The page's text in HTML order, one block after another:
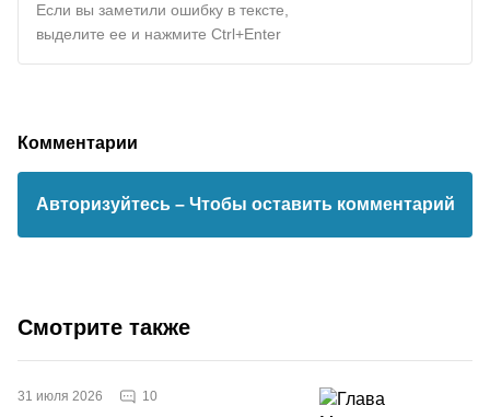
Если вы заметили ошибку в тексте,
выделите ее и нажмите Ctrl+Enter
Комментарии
Авторизуйтесь – Чтобы оставить комментарий
Смотрите также
31 июля 2026 10